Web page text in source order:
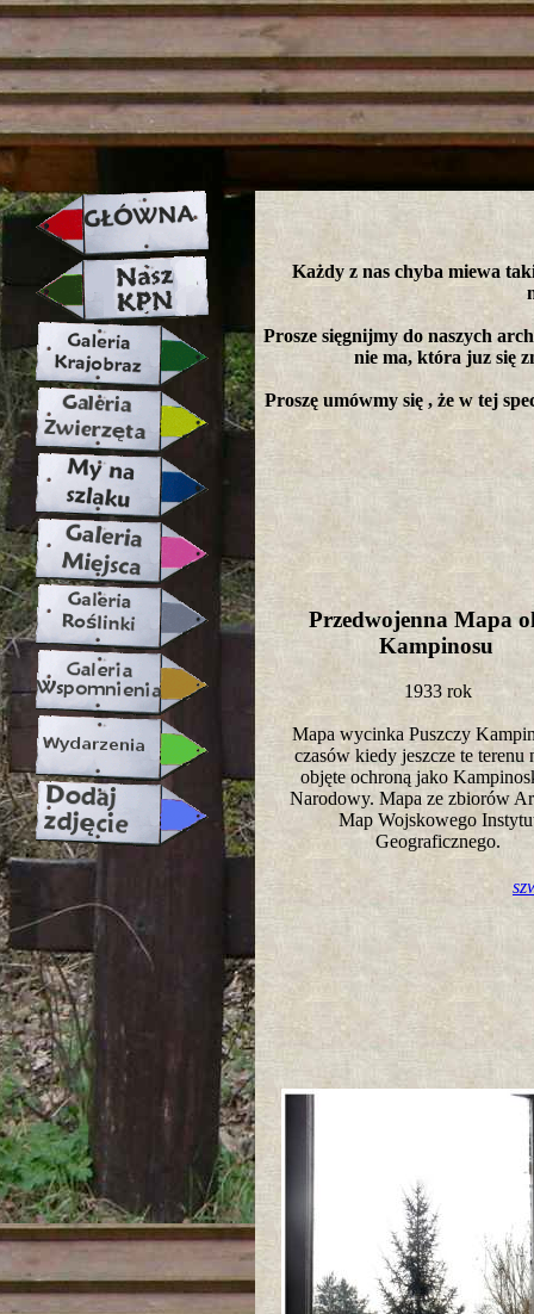
strona w naprawie zapraszamy
Każdy z nas chyba miewa
Prosze sięgnijmy do naszych
nie ma, która juz się
Proszę umówmy się , że w tej
Przedwojenna Mapa
Kampinosu
1933 rok
Mapa wycinka Puszczy
czasów kiedy jeszcze te terenu
objęte ochroną jako
Narodowy. Mapa ze zbiorów
Map Wojskowego
Geograficznego.